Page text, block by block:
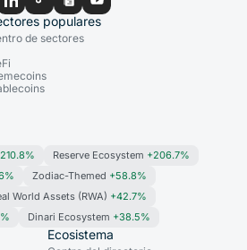
populares
de sectores
Reserve Ecosystem +206.7%
Zodiac-Themed +58.8%
World Assets (RWA) +42.7%
Dinari Ecosystem +38.5%
Ecosistema